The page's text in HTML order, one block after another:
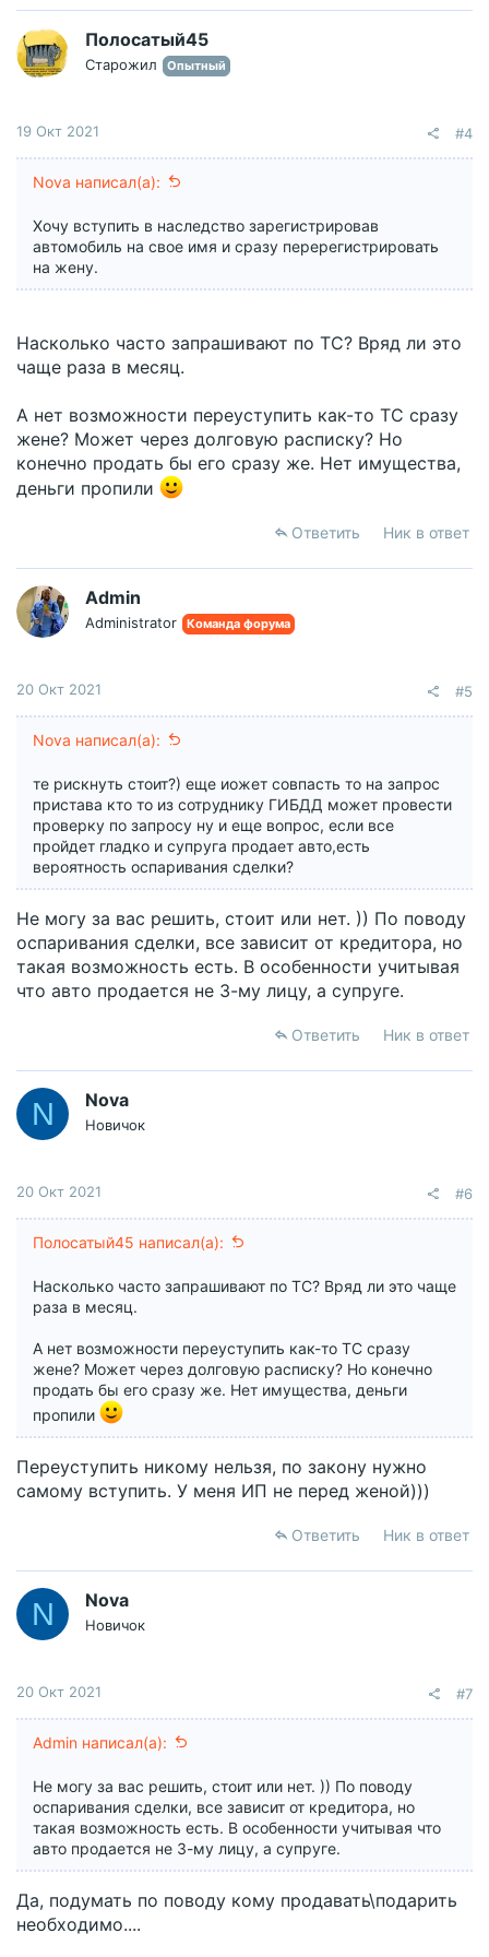
Полосатый45
Старожил Опытный
19 Окт 2021 #4
Nova написал(а):
Хочу вступить в наследство зарегистрировав
автомобиль на свое имя и сразу перерегистрировать
на жену.
Насколько часто запрашивают по ТС? Вряд ли это
чаще раза в месяц.
А нет возможности переуступить как-то ТС сразу
жене? Может через долговую расписку? Но
конечно продать бы его сразу же. Нет имущества,
деньги пропили
Ответить Ник в ответ
Admin
Administrator Команда форума
20 Окт 2021 #5
Nova написал(а):
те рискнуть стоит?) еще иожет совпасть то на запрос
пристава кто то из сотруднику ГИБДД может провести
проверку по запросу ну и еще вопрос, если все
пройдет гладко и супруга продает авто,есть
вероятность оспаривания сделки?
Не могу за вас решить, стоит или нет. )) По поводу
оспаривания сделки, все зависит от кредитора, но
такая возможность есть. В особенности учитывая
что авто продается не 3-му лицу, а супруге.
Ответить Ник в ответ
N Nova
Новичок
20 Окт 2021 #6
Полосатый45 написал(а):
Насколько часто запрашивают по ТС? Вряд ли это чаще
раза в месяц.
А нет возможности переуступить как-то ТС сразу
жене? Может через долговую расписку? Но конечно
продать бы его сразу же. Нет имущества, деньги
пропили
Переуступить никому нельзя, по закону нужно
самому вступить. У меня ИП не перед женой)))
Ответить Ник в ответ
N Nova
Новичок
20 Окт 2021 #7
Admin написал(а):
Не могу за вас решить, стоит или нет. )) По поводу
оспаривания сделки, все зависит от кредитора, но
такая возможность есть. В особенности учитывая что
авто продается не 3-му лицу, а супруге.
Да, подумать по поводу кому продавать\подарить
необходимо....